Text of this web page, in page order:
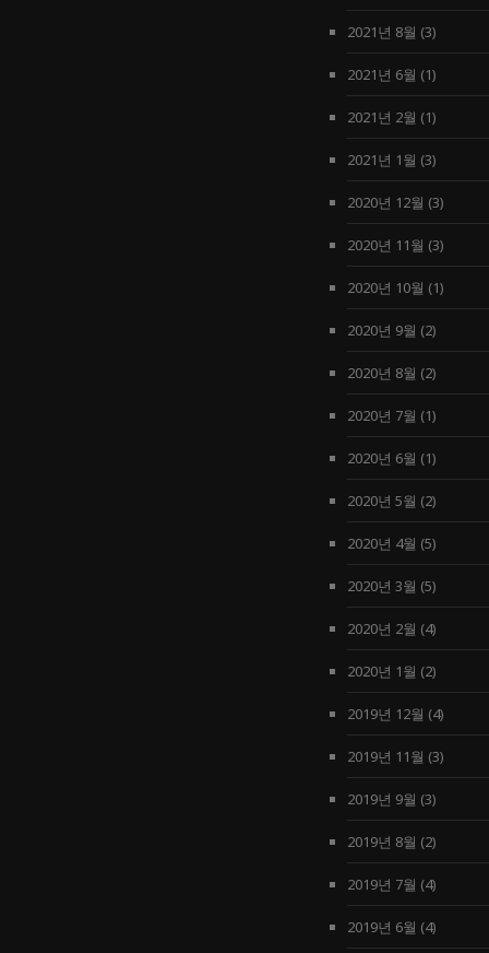
2021년 8월 (3)
2021년 6월 (1)
2021년 2월 (1)
2021년 1월 (3)
2020년 12월 (3)
2020년 11월 (3)
2020년 10월 (1)
2020년 9월 (2)
2020년 8월 (2)
2020년 7월 (1)
2020년 6월 (1)
2020년 5월 (2)
2020년 4월 (5)
2020년 3월 (5)
2020년 2월 (4)
2020년 1월 (2)
2019년 12월 (4)
2019년 11월 (3)
2019년 9월 (3)
2019년 8월 (2)
2019년 7월 (4)
2019년 6월 (4)